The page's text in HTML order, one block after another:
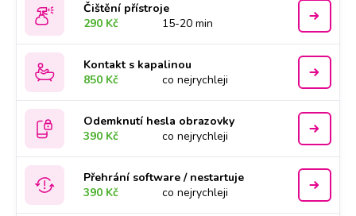
Čištění přístroje
290 Kč
15-20 min
Kontakt s kapalinou
850 Kč
co nejrychleji
Odemknutí hesla obrazovky
390 Kč
co nejrychleji
Přehrání software / nestartuje
390 Kč
co nejrychleji